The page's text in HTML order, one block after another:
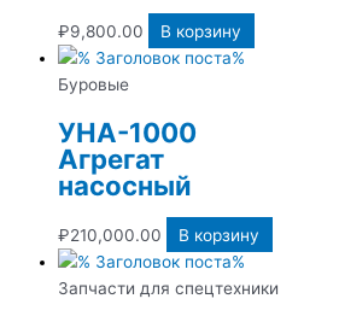
₽9,800.00 В корзину
Буровые
УНА-1000
Агрегат
насосный
₽210,000.00 В корзину
Запчасти для спецтехники